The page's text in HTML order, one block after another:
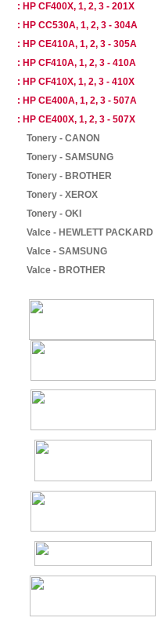
: HP CF400X, 1, 2, 3 - 201X
: HP CC530A, 1, 2, 3 - 304A
: HP CE410A, 1, 2, 3 - 305A
: HP CF410A, 1, 2, 3 - 410A
: HP CF410X, 1, 2, 3 - 410X
: HP CE400A, 1, 2, 3 - 507A
: HP CE400X, 1, 2, 3 - 507X
Tonery - CANON
Tonery - SAMSUNG
Tonery - BROTHER
Tonery - XEROX
Tonery - OKI
Valce - HEWLETT PACKARD
Valce - SAMSUNG
Valce - BROTHER